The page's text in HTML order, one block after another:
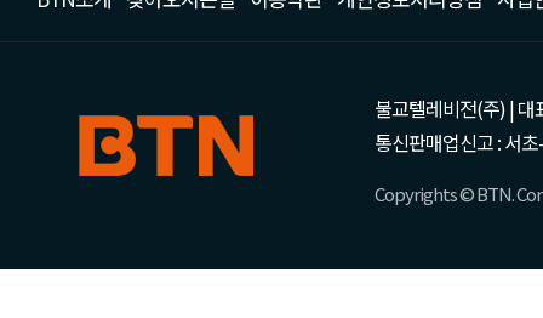
불교텔레비전(주) | 대
통신판매업신고 : 서
Copyrights © BTN.